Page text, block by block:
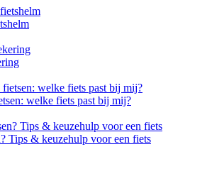
welke fiets past bij mij?
Tips & keuzehulp voor een fiets